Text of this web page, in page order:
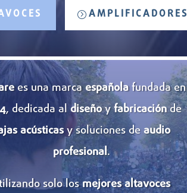
AMPLIFICADORES
es una marcaespañolafundada en
, dedicada al diseñoyfabricaciónde
acústicasy soluciones deaudio
profesional.
solo losmejoresaltavoces